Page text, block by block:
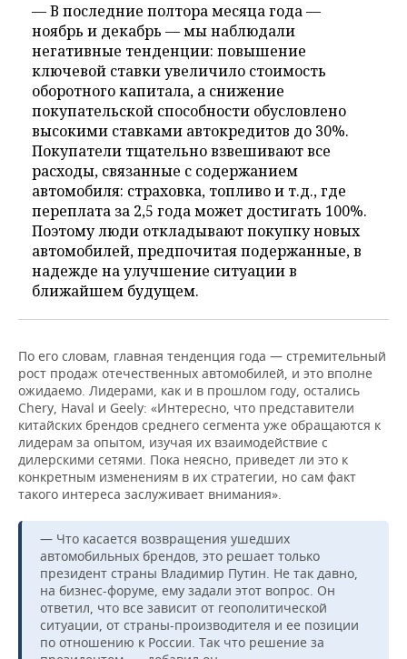
— В последние полтора месяца года —
ноябрь и декабрь — мы наблюдали
негативные тенденции: повышение
ключевой ставки увеличило стоимость
оборотного капитала, а снижение
покупательской способности обусловлено
высокими ставками автокредитов до 30%.
Покупатели тщательно взвешивают все
расходы, связанные с содержанием
автомобиля: страховка, топливо и т.д., где
переплата за 2,5 года может достигать 100%.
Поэтому люди откладывают покупку новых
автомобилей, предпочитая подержанные, в
надежде на улучшение ситуации в
ближайшем будущем.
По его словам, главная тенденция года — стремительный
рост продаж отечественных автомобилей, и это вполне
ожидаемо. Лидерами, как и в прошлом году, остались
Chery, Haval и Geely: «Интересно, что представители
китайских брендов среднего сегмента уже обращаются к
лидерам за опытом, изучая их взаимодействие с
дилерскими сетями. Пока неясно, приведет ли это к
конкретным изменениям в их стратегии, но сам факт
такого интереса заслуживает внимания».
— Что касается возвращения ушедших
автомобильных брендов, это решает только
президент страны Владимир Путин. Не так давно,
на бизнес-форуме, ему задали этот вопрос. Он
ответил, что все зависит от геополитической
ситуации, от страны-производителя и ее позиции
по отношению к России. Так что решение за